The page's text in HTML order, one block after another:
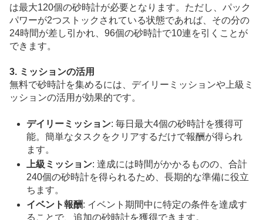
は最大120個の砂時計が必要となります。ただし、パック
パワーが2つストックされている状態であれば、その分の
24時間が差し引かれ、96個の砂時計で10連を引くことが
できます。
3. ミッションの活用
無料で砂時計を集めるには、デイリーミッションや上級ミ
ッションの活用が効果的です。
デイリーミッション: 毎日最大4個の砂時計を獲得可
能。簡単なタスクをクリアするだけで報酬が得られ
ます。
上級ミッション: 達成には時間がかかるものの、合計
240個の砂時計を得られるため、長期的な準備に役立
ちます。
イベント報酬: イベント期間中に特定の条件を達成す
ることで、追加の砂時計を獲得できます。